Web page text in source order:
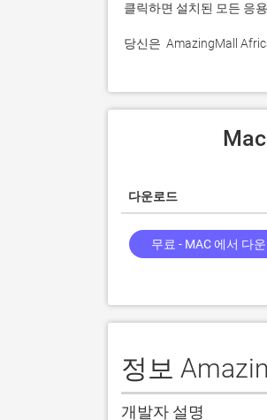
당신은  AmazingMall
다운로드
무료 - MAC 에서 다
정보
개발자 설명